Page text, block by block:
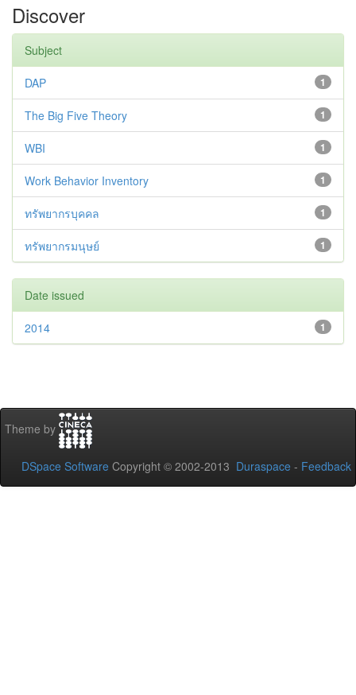
Discover
Subject
1
DAP
1
The Big Five Theory
1
WBI
1
Work Behavior Inventory
1
ทรัพยากรบุคคล
1
ทรัพยากรมนุษย์
Date issued
1
2014
Theme by
DSpace Software Copyright © 2002-2013 Duraspace - Feedback